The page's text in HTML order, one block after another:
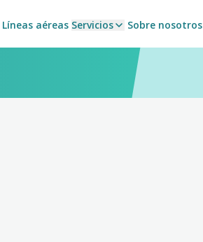
Líneas aéreas Servicios Sobre nosotros